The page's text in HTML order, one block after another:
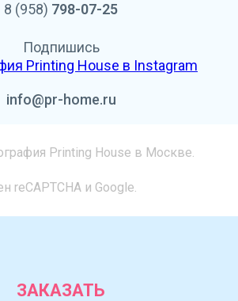
8 (958) 798-07-25
Подпишись
info@pr-home.ru
Printing House в Москве.
reCAPTCHA и Google.
ЗАКАЗАТЬ